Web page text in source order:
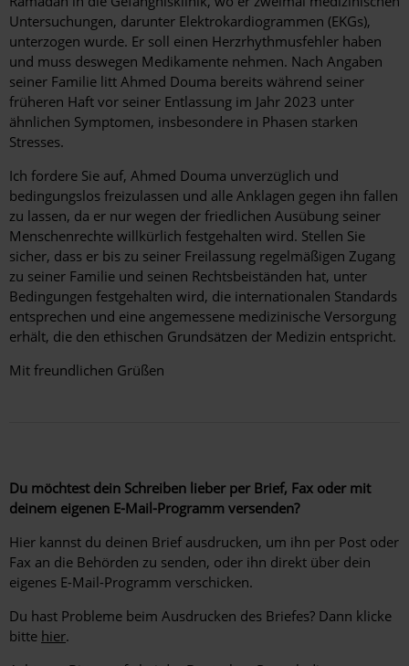
Untersuchungen, darunter Elektrokardiogrammen (EKGs),
unterzogen wurde. Er soll einen Herzrhythmusfehler haben
und muss deswegen Medikamente nehmen. Nach Angaben
seiner Familie litt Ahmed Douma bereits während seiner
früheren Haft vor seiner Entlassung im Jahr 2023 unter
ähnlichen Symptomen, insbesondere in Phasen starken
Stresses.
Ich fordere Sie auf, Ahmed Douma unverzüglich und
bedingungslos freizulassen und alle Anklagen gegen ihn fallen
zu lassen, da er nur wegen der friedlichen Ausübung seiner
Menschenrechte willkürlich festgehalten wird. Stellen Sie
sicher, dass er bis zu seiner Freilassung regelmäßigen Zugang
zu seiner Familie und seinen Rechtsbeiständen hat, unter
Bedingungen festgehalten wird, die internationalen Standards
entsprechen und eine angemessene medizinische Versorgung
erhält, die den ethischen Grundsätzen der Medizin entspricht.
Mit freundlichen Grüßen
Du möchtest dein Schreiben lieber per Brief, Fax oder mit
deinem eigenen E-Mail-Programm versenden?
Hier kannst du deinen Brief ausdrucken, um ihn per Post oder
Fax an die Behörden zu senden, oder ihn direkt über dein
eigenes E-Mail-Programm verschicken.
Du hast Probleme beim Ausdrucken des Briefes? Dann klicke
bitte hier.